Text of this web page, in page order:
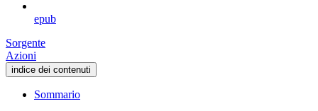
epub
Sorgente
Azioni
indice dei contenuti
Sommario